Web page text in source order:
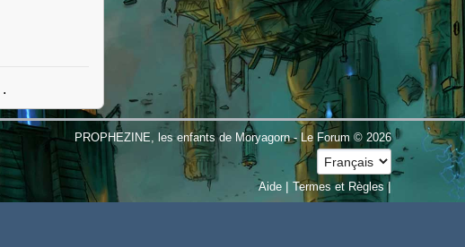
.
PROPHEZINE, les enfants de Moryagorn - Le Forum © 2026
Aide| Termes et Règles |